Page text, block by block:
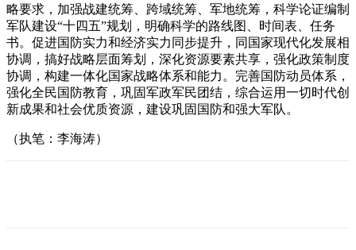
略要求，加强战建统筹、跨域统筹、军地统筹，科学论证编制
军队建设“十四五”规划，明确科学的路线图、时间表、任务
书。促进国防实力和经济实力同步提升，同国家现代化发展相
协调，搞好战略层面筹划，深化资源要素共享，强化政策制度
协调，构建一体化国家战略体系和能力。完善国防动员体系，
强化全民国防教育，巩固军政军民团结，综合运用一切时代创
新成果和社会优质资源，建设巩固国防和强大军队。
（执笔：李海涛）